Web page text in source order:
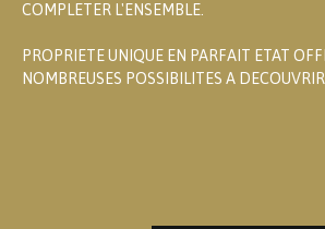
COMPLETER L'ENSEMBLE.
PROPRIETE UNIQUE EN PARFAIT ETAT
NOMBREUSES POSSIBILITES A